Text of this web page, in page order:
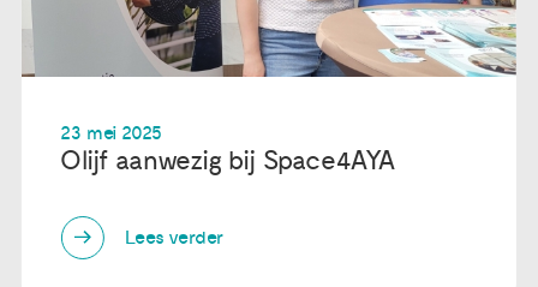
23 mei 2025
Olijf aanwezig bij Space4AYA
Lees verder